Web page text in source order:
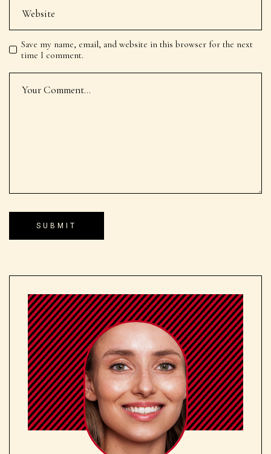
Save my name, email, and website in this browser for the next
time I comment.